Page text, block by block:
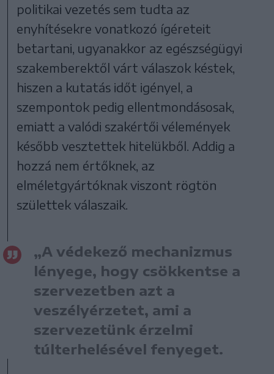
politikai vezetés sem tudta az
enyhítésekre vonatkozó ígéreteit
betartani, ugyanakkor az egészségügyi
szakemberektől várt válaszok késtek,
hiszen a kutatás időt igényel, a
szempontok pedig ellentmondásosak,
emiatt a valódi szakértői vélemények
később vesztettek hitelükből. Addig a
hozzá nem értőknek, az
elméletgyártóknak viszont rögtön
születtek válaszaik.
„A védekező mechanizmus
lényege, hogy csökkentse a
szervezetben azt a
veszélyérzetet, ami a
szervezetünk érzelmi
túlterhelésével fenyeget.